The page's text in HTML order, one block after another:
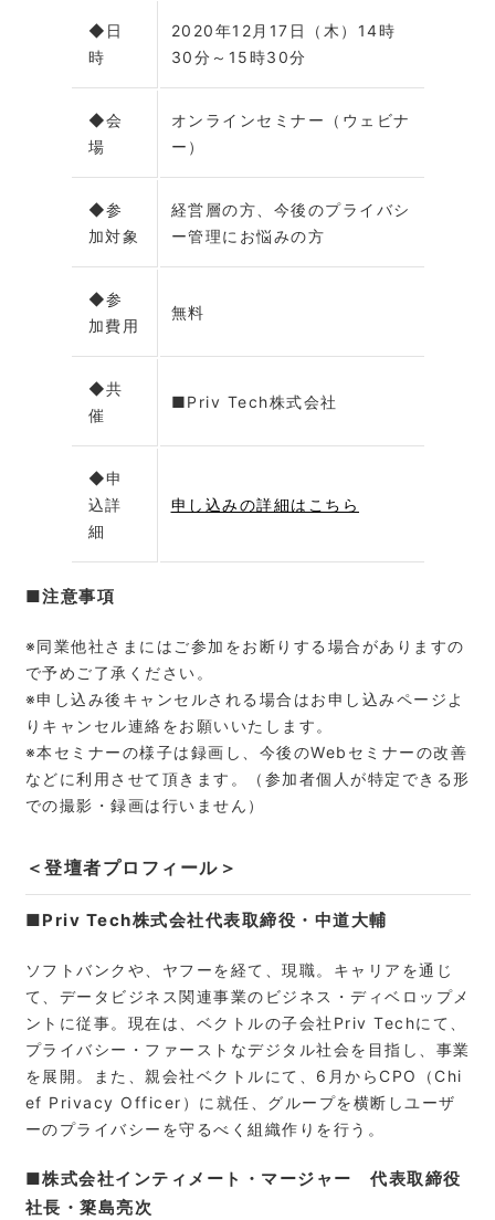
◆日
時
2020年12月17日（木）14時
30分～15時30分
◆会
場
オンラインセミナー（ウェビナ
ー）
◆参
加対象
経営層の方、今後のプライバシ
ー管理にお悩みの方
◆参
加費用
無料
◆共
催
■Priv Tech株式会社
◆申
込詳
細
申し込みの詳細はこちら
■注意事項
※同業他社さまにはご参加をお断りする場合がありますの
で予めご了承ください。
※申し込み後キャンセルされる場合はお申し込みページよ
りキャンセル連絡をお願いいたします。
※本セミナーの様子は録画し、今後のWebセミナーの改善
などに利用させて頂きます。（参加者個人が特定できる形
での撮影・録画は行いません）
＜登壇者プロフィール＞
■Priv Tech株式会社代表取締役・中道大輔
ソフトバンクや、ヤフーを経て、現職。キャリアを通じ
て、データビジネス関連事業のビジネス・ディベロップメ
ントに従事。現在は、ベクトルの子会社Priv Techにて、
プライバシー・ファーストなデジタル社会を目指し、事業
を展開。また、親会社ベクトルにて、6月からCPO（Chi
ef Privacy Officer）に就任、グループを横断しユーザ
ーのプライバシーを守るべく組織作りを行う。
■株式会社インティメート・マージャー 代表取締役
社長・簗島亮次